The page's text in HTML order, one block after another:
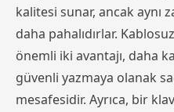
kalitesi sunar, ancak aynı
daha pahalıdırlar.
önemli iki avantajı, daha
güvenli yazmaya olanak
mesafesidir. Ayrıca, bir